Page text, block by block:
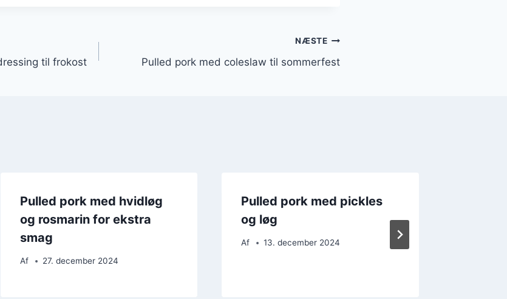
til frokost
NÆSTE
Pulled pork med coleslaw til sommerfest
Pulled pork med hvidløg
og rosmarin for ekstra
smag
Af 27. december 2024
Pulled pork med pickles
og løg
Af 13. december 2024